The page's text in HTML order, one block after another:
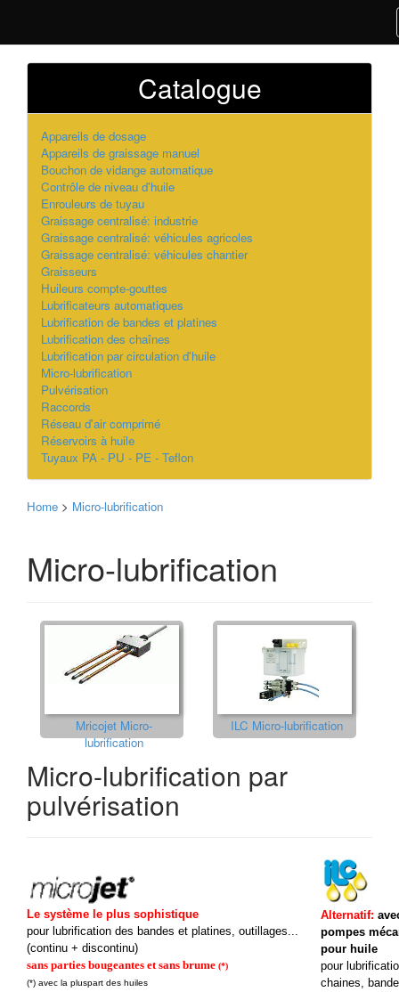
Catalogue
Appareils de dosage
Appareils de graissage manuel
Bouchon de vidange automatique
Contrôle de niveau d'huile
Enrouleurs de tuyau
Graissage centralisé: industrie
Graissage centralisé: véhicules agricoles
Graissage centralisé: véhicules chantier
Graisseurs
Huileurs compte-gouttes
Lubrificateurs automatiques
Lubrification de bandes et platines
Lubrification des chaînes
Lubrification par circulation d'huile
Micro-lubrification
Pulvérisation
Raccords
Réseau d'air comprimé
Réservoirs à huile
Tuyaux PA - PU - PE - Teflon
Home > Micro-lubrification
Micro-lubrification
Mricojet Micro-
lubrification
ILC Micro-lubrification
Micro-lubrification par
pulvérisation
Le système le plus sophistique
pour lubrification des bandes et platines, outillages...
(continu + discontinu)
sans parties bougeantes et sans brume (*)
(*) avec la pluspart des huiles
Alternatif:
pompes
pour huile
pour
chaines,